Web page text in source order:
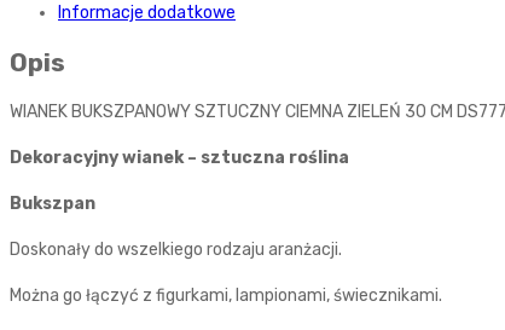
Informacje dodatkowe
Opis
WIANEK BUKSZPANOWY SZTUCZNY CIEMNA ZIELEŃ 30 CM DS777
Dekoracyjny wianek – sztuczna roślina
Bukszpan
Doskonały do wszelkiego rodzaju aranżacji.
Można go łączyć z figurkami, lampionami, świecznikami.